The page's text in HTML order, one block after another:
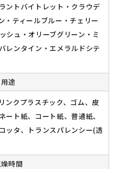
ントバイトレット・クラウデ
・ティールブルー・チェリー
シュ・オリーブグリーン・ミ
レンタイン・エメラルドシテ
用途
ンクプラスチック、ゴム、皮
ト紙、コート紙、普通紙、
ッタ、トランスパレンシー(透
時間